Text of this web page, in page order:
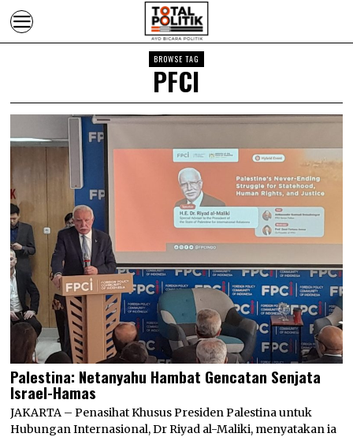
BROWSE TAG
PFCI
Palestina: Netanyahu Hambat Gencatan Senjata
Israel-Hamas
JAKARTA – Penasihat Khusus Presiden Palestina untuk
Hubungan Internasional, Dr Riyad al-Maliki, menyatakan ia